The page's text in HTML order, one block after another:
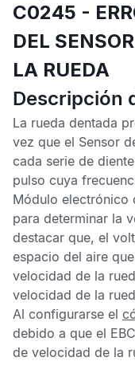
C0245 -
DEL
LA RUEDA
Descripción
La rueda dentada
vez que el Sensor
cada serie de
pulso cuya
Módulo electrónico
para determinar la
destacar que, el
espacio del aire
velocidad de la
velocidad de la
Al configurarse el
debido a que el
de velocidad de la